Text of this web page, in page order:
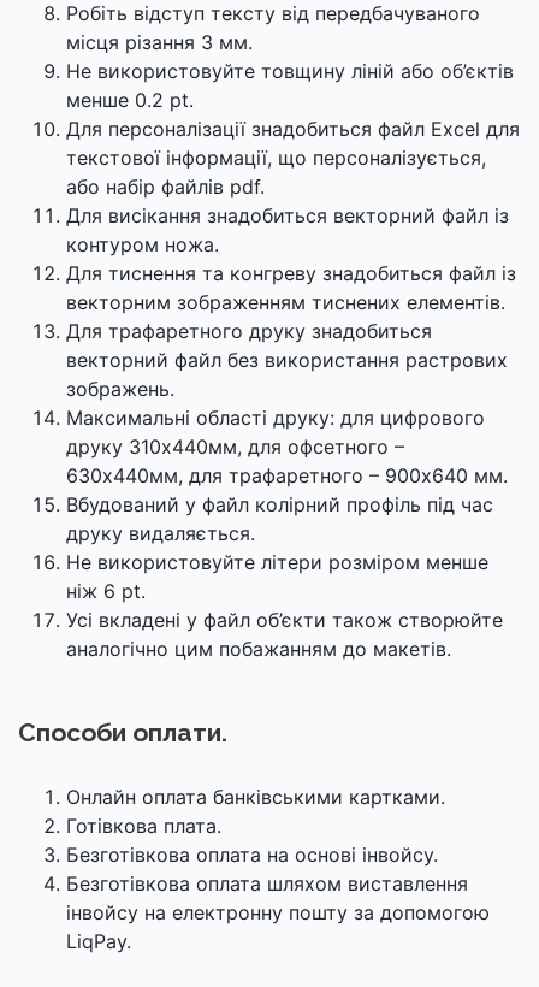
Робіть відступ тексту від передбачуваного
місця різання 3 мм.
Не використовуйте товщину ліній або об’єктів
менше 0.2 pt.
Для персоналізації знадобиться файл Excel для
текстової інформації, що персоналізується,
або набір файлів pdf.
Для висікання знадобиться векторний файл із
контуром ножа.
Для тиснення та конгреву знадобиться файл із
векторним зображенням тиснених елементів.
Для трафаретного друку знадобиться
векторний файл без використання растрових
зображень.
Максимальні області друку: для цифрового
друку 310х440мм, для офсетного –
630х440мм, для трафаретного – 900х640 мм.
Вбудований у файл колірний профіль під час
друку видаляється.
Не використовуйте літери розміром менше
ніж 6 pt.
Усі вкладені у файл об’єкти також створюйте
аналогічно цим побажанням до макетів.
Способи оплати.
Онлайн оплата банківськими картками.
Готівкова плата.
Безготівкова оплата на основі інвойсу.
Безготівкова оплата шляхом виставлення
інвойсу на електронну пошту за допомогою
LiqPay.